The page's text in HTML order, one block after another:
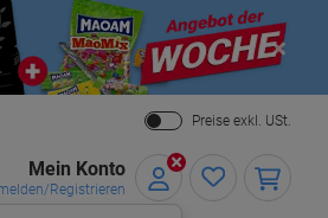
Close
Preise exkl. USt.
Mein Konto
Registrieren